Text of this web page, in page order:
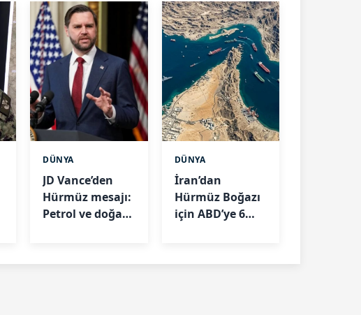
DÜNYA
JD Vance’den
Hürmüz mesajı:
Petrol ve doğal
DÜNYA
İran’dan
Hürmüz Boğazı
için ABD’ye 6